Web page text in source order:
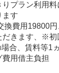
プラン利用料
ます
費用19800円
きます、※
合、賃料等1
用借主負担